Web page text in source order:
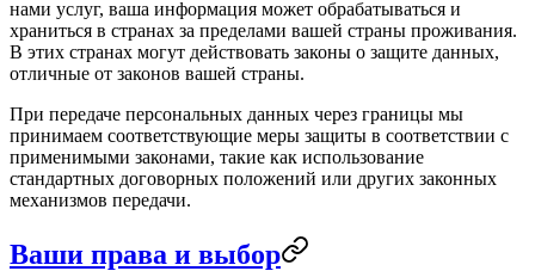
нами услуг, ваша информация может обрабатываться и
храниться в странах за пределами вашей страны проживания.
В этих странах могут действовать законы о защите данных,
отличные от законов вашей страны.
При передаче персональных данных через границы мы
принимаем соответствующие меры защиты в соответствии с
применимыми законами, такие как использование
стандартных договорных положений или других законных
механизмов передачи.
Ваши права и выбор